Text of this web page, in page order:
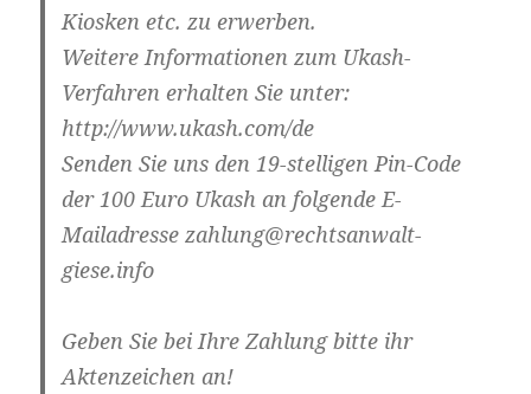
Kiosken etc. zu erwerben.
Weitere Informationen zum Ukash-
Verfahren erhalten Sie unter:
http://www.ukash.com/de
Senden Sie uns den 19-stelligen Pin-Code
der 100 Euro Ukash an folgende E-
Mailadresse zahlung@rechtsanwalt-
giese.info
Geben Sie bei Ihre Zahlung bitte ihr
Aktenzeichen an!